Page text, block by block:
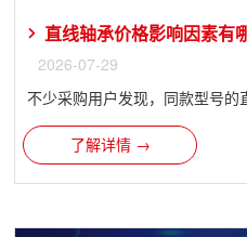
直线轴承价格影响因素有
2026-07-29
不少采购用户发现，同款型号的
了解详情 →